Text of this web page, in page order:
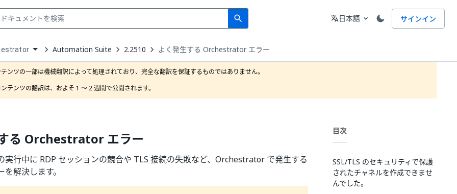
search
Search 言語
translate日本語 expand_more サインイン
Automation Suite 2.2510 よく発生する Orchestrator エラー
ンツの一部は機械翻訳によって処理されており、完全な翻訳を保証するものではありません。
テンツの翻訳は、およそ 1 ～ 2 週間で公開されます。
る Orchestrator エラー
実行中に RDP セッションの競合や TLS 接続の失敗など、Orchestrator で発生する
解決します。
目次
SSL/TLS のセキュリティで保護
されたチャネルを作成できませ
んでした。